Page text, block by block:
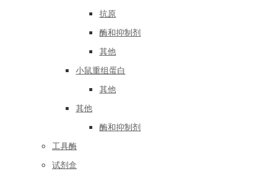
抗原
酶和抑制剂
其他
小鼠重组蛋白
其他
其他
酶和抑制剂
工具酶
试剂盒